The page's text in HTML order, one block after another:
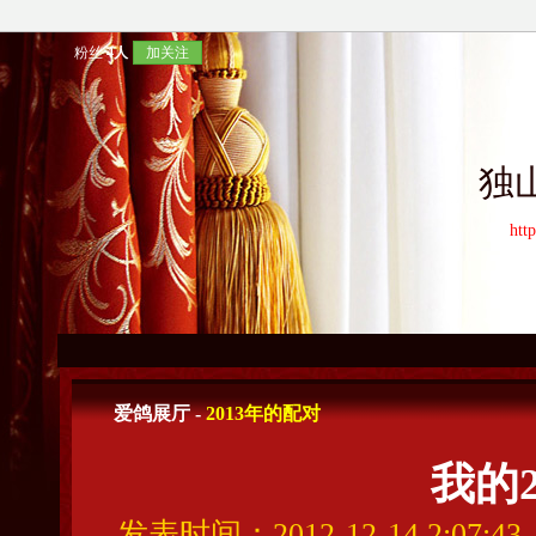
粉丝4人 加关注
独
爱鸽展厅 -2013年的配对
我的